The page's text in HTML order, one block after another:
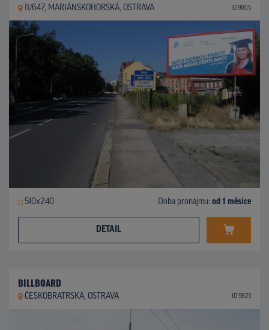
II/647, MARIÁNSKOHORSKÁ, OSTRAVA ID 9805
510x240 Doba pronájmu: od 1 měsíce
DETAIL
BILLBOARD
ČESKOBRATRSKÁ, OSTRAVA ID 9823